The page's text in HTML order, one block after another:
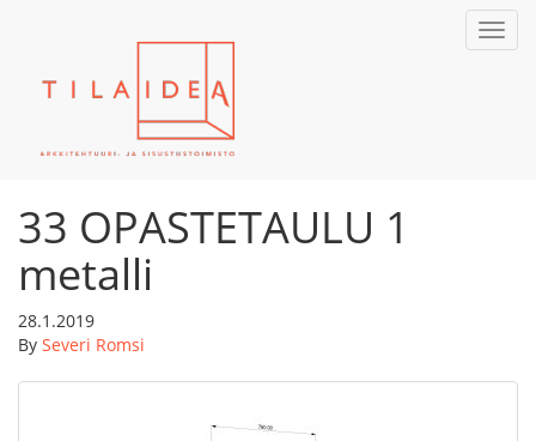
33 OPASTETAULU 1
metalli
28.1.2019
By Severi Romsi